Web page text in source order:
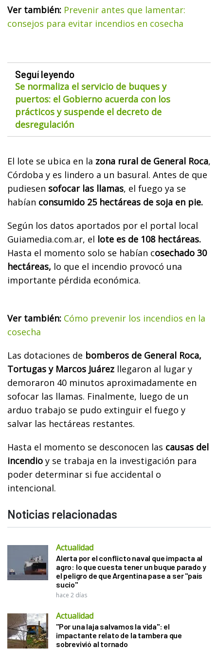
Ver también: Prevenir antes que lamentar:
consejos para evitar incendios en cosecha
Seguí leyendo
Se normaliza el servicio de buques y
puertos: el Gobierno acuerda con los
prácticos y suspende el decreto de
desregulación
El lote se ubica en la zona rural de General Roca,
Córdoba y es lindero a un basural. Antes de que
pudiesen sofocar las llamas, el fuego ya se
habían consumido 25 hectáreas de soja en pie.
Según los datos aportados por el portal local
Guiamedia.com.ar, el lote es de 108 hectáreas.
Hasta el momento solo se habían cosechado 30
hectáreas, lo que el incendio provocó una
importante pérdida económica.
Ver también: Cómo prevenir los incendios en la
cosecha
Las dotaciones de bomberos de General Roca,
Tortugas y Marcos Juárez llegaron al lugar y
demoraron 40 minutos aproximadamente en
sofocar las llamas. Finalmente, luego de un
arduo trabajo se pudo extinguir el fuego y
salvar las hectáreas restantes.
Hasta el momento se desconocen las causas del
incendio y se trabaja en la investigación para
poder determinar si fue accidental o
intencional.
Noticias relacionadas
Actualidad
Alerta por el conflicto naval que impacta al
agro: lo que cuesta tener un buque parado y
el peligro de que Argentina pase a ser "país
sucio"
hace 2 días
Actualidad
"Por una laja salvamos la vida": el
impactante relato de la tambera que
sobrevivió al tornado